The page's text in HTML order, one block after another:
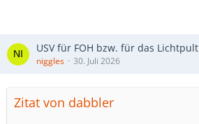
USV für FOH bzw. für das Lichtpult
niggles 30. Juli 2026
Zitat von dabbler